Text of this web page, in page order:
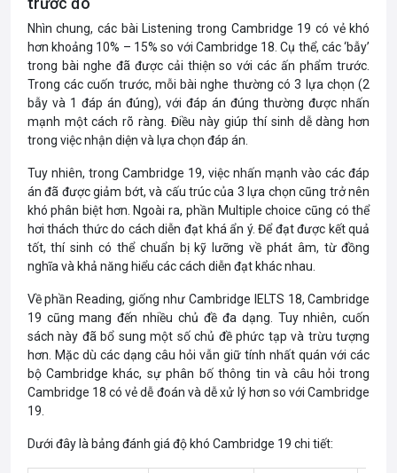
Nhìn chung, các bài Listening trong Cambridge 19 có vẻ khó
hơn khoảng 10% – 15% so với Cambridge 18. Cụ thể, các ‘bẫy’
trong bài nghe đã được cải thiện so với các ấn phẩm trước.
Trong các cuốn trước, mỗi bài nghe thường có 3 lựa chọn (2
bẫy và 1 đáp án đúng), với đáp án đúng thường được nhấn
mạnh một cách rõ ràng. Điều này giúp thí sinh dễ dàng hơn
trong việc nhận diện và lựa chọn đáp án.
Tuy nhiên, trong Cambridge 19, việc nhấn mạnh vào các đáp
án đã được giảm bớt, và cấu trúc của 3 lựa chọn cũng trở nên
khó phân biệt hơn. Ngoài ra, phần Multiple choice cũng có thể
hơi thách thức do cách diễn đạt khá ẩn ý. Để đạt được kết quả
tốt, thí sinh có thể chuẩn bị kỹ lưỡng về phát âm, từ đồng
nghĩa và khả năng hiểu các cách diễn đạt khác nhau.
Về phần Reading, giống như Cambridge IELTS 18, Cambridge
19 cũng mang đến nhiều chủ đề đa dạng. Tuy nhiên, cuốn
sách này đã bổ sung một số chủ đề phức tạp và trừu tượng
hơn. Mặc dù các dạng câu hỏi vẫn giữ tính nhất quán với các
bộ Cambridge khác, sự phân bố thông tin và câu hỏi trong
Cambridge 18 có vẻ dễ đoán và dễ xử lý hơn so với Cambridge
19.
Dưới đây là bảng đánh giá độ khó Cambridge 19 chi tiết: